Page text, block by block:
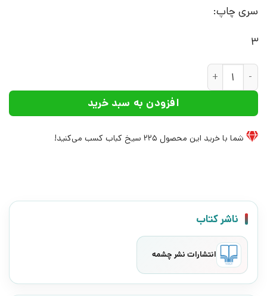
سری چاپ:
3
کتاب امانتی | انتشارات نشر چشمه عدد
افزودن به سبد خرید
شما با خرید این محصول 225 سیخ کباب کسب می‌کنید!
ناشر کتاب
انتشارات نشر چشمه